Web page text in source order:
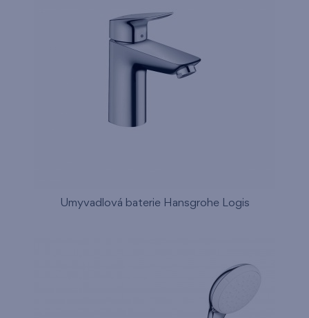
Umyvadlová baterie Hansgrohe Logis